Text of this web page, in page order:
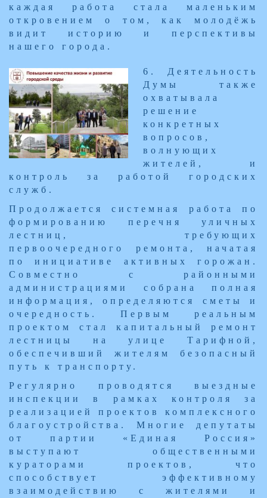
каждая работа стала маленьким
откровением о том, как молодёжь
видит историю и перспективы
нашего города.
​6. Деятельность
Думы также
охватывала
решение
конкретных
вопросов,
волнующих
жителей, и
контроль за работо​й городских
служб.
Продолжается системная работа по
формированию перечня уличных
лестниц, требующих
первоочередного ремонта, начатая
по инициативе активных горожан.
Совместно с районными
администрациями собрана полная
информация, определяются сметы и
очередность. Первым реальным
проектом стал капитальный ремонт
лестницы на улице Тарифной,
обеспечивший жителям безопасный
путь к транспорту.
Регулярно проводятся выездные
инспекции в рамках контроля за
реализацией проектов комплексного
благоустройства. Многие депутаты
от партии «Единая Россия»
выступают общественными
кураторами проектов, что
способствует эффективному
взаимодействию с жителями и